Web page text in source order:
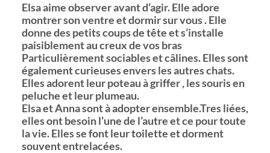
Elsa aime observer avant d’agir. Elle adore
montrer son ventre et dormir sur vous . Elle
donne des petits coups de tête et s’installe
paisiblement au creux de vos bras
Particulièrement sociables et câlines. Elles sont
également curieuses envers les autres chats.
Elles adorent leur poteau à griffer , les souris en
peluche et leur plumeau.
Elsa et Anna sont à adopter ensemble.Tres liées,
elles ont besoin l’une de l’autre et ce pour toute
la vie. Elles se font leur toilette et dorment
souvent entrelacées.